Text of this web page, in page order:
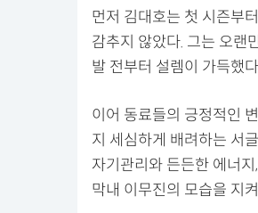
먼저 김대호는 첫 시즌부
감추지 않았다. 그는 오랜
발 전부터 설렘이 가득했
이어 동료들의 긍정적인
지 세심하게 배려하는 서
자기관리와 든든한 에너
막내 이무진의 모습을 지